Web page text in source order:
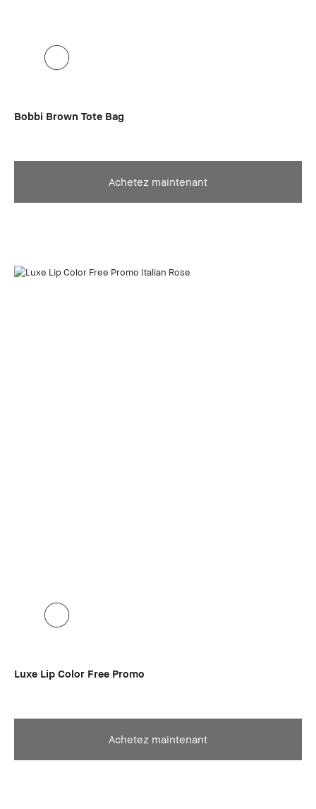
Bobbi Brown Tote Bag
Achetez maintenant
Luxe Lip Color Free Promo
Achetez maintenant